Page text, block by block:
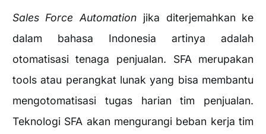
Sales Force Automation jika diterjemahkan ke
dalam bahasa Indonesia artinya adalah
otomatisasi tenaga penjualan. SFA merupakan
tools atau perangkat lunak yang bisa membantu
mengotomatisasi tugas harian tim penjualan.
Teknologi SFA akan mengurangi beban kerja tim